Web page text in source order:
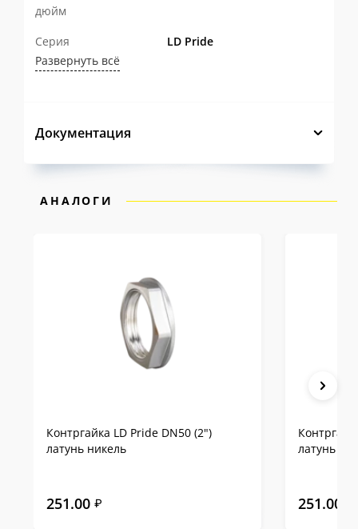
дюйм
Серия
LD Pride
Развернуть всё
Документация
АНАЛОГИ
Контргайка LD Pride DN50 (2")
латунь никель
251.00 ₽
латунь
251.00